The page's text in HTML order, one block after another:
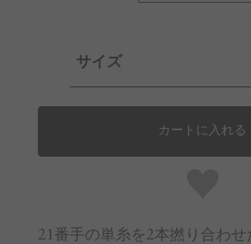
サイズ
カートに入れる
21番手の単糸を2本撚り合わせ